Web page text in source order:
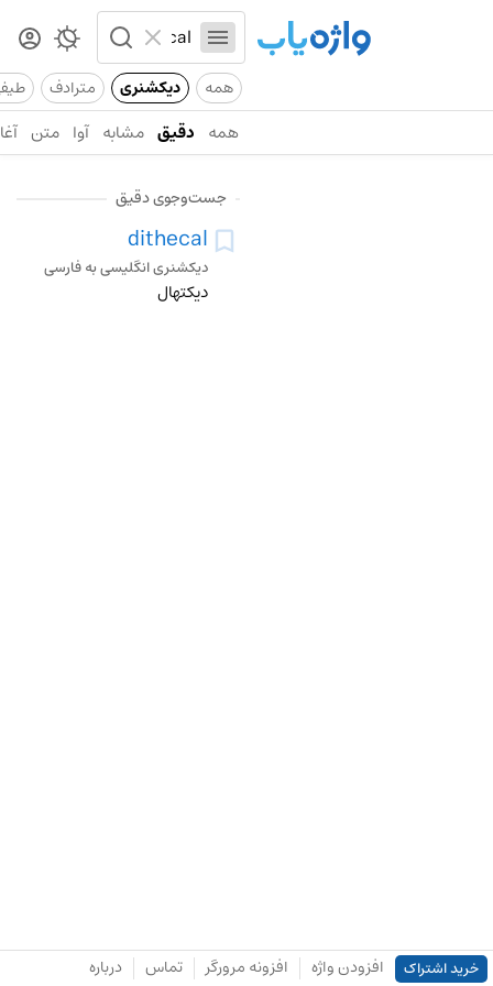
همه دیکشنری مترادف
همه دقیق مشابه آوا متن
جست‌وجوی دقیق
dithecal
دیکشنری انگلیسی به فارسی
دیکتهال
خرید اشتراک افزودن واژه افزونه مرورگر تماس درباره